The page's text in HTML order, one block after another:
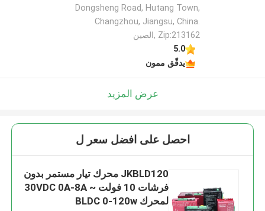
Dongsheng Road, Hutang Town,
Changzhou, Jiangsu, China.
Zip:213162 ,الصين
5.0
يدقّق ممون
عرض المزيد
احصل على افضل سعر ل
JKBLD120 محرك تيار مستمر بدون
فرشات 10 فولت ~ 30VDC 0A-8A
لمحرك BLDC 0-120w